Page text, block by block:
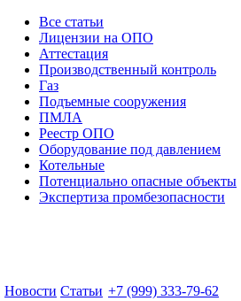
Все статьи
Лицензии на ОПО
Аттестация
Производственный контроль
Газ
Подъемные сооружения
ПМЛА
Реестр ОПО
Оборудование под давлением
Котельные
Потенциально опасные объекты
Экспертиза промбезопасности
Новости Статьи +7 (999) 333-79-62